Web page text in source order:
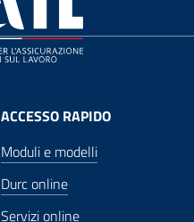
ACCESSO RAPIDO
Moduli e modelli
Durc online
Servizi online